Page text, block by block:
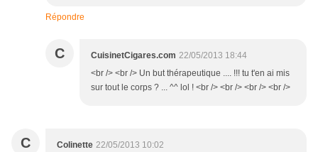
Répondre
C CuisinetCigares.com 22/05/2013 18:44
<br /> <br /> Un but thérapeutique .... !!! tu t'en ai mis
sur tout le corps ? ... ^^ lol ! <br /> <br /> <br /> <br />
C Colinette 22/05/2013 10:02